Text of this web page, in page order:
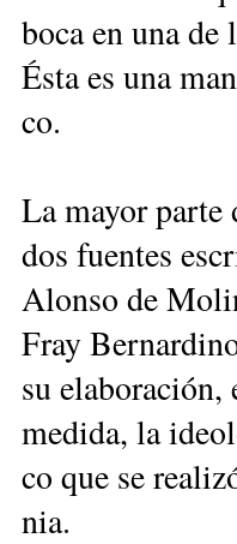
bo­ca en una
És­ta es una
co.
La ma­yor par­te
dos fuen­tes
Alon­so de
Fray
su ela­bo­ra­ción,
me­di­da, la
co que se
nia.